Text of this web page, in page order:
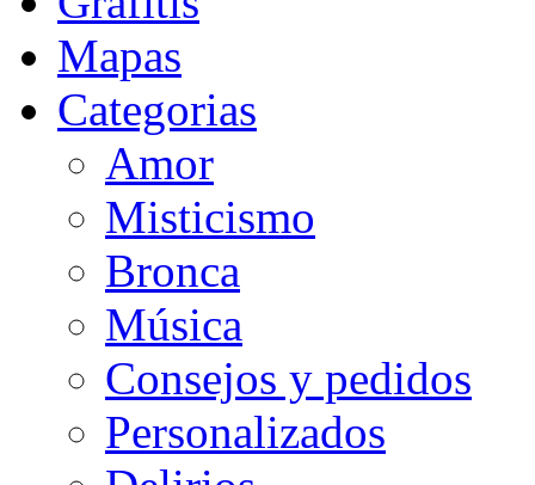
Mapas
Categorias
Amor
Misticismo
Bronca
Música
Consejos y pedidos
Personalizados